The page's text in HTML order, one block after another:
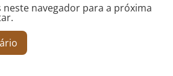
neste navegador para a próxima